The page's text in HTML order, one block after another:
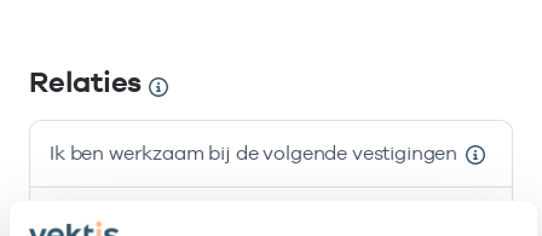
Relaties
Ik ben werkzaam bij de volgende vestigingen
Naam